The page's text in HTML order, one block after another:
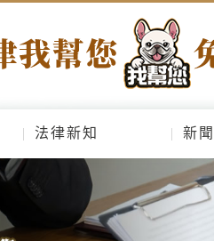
法律新知 新